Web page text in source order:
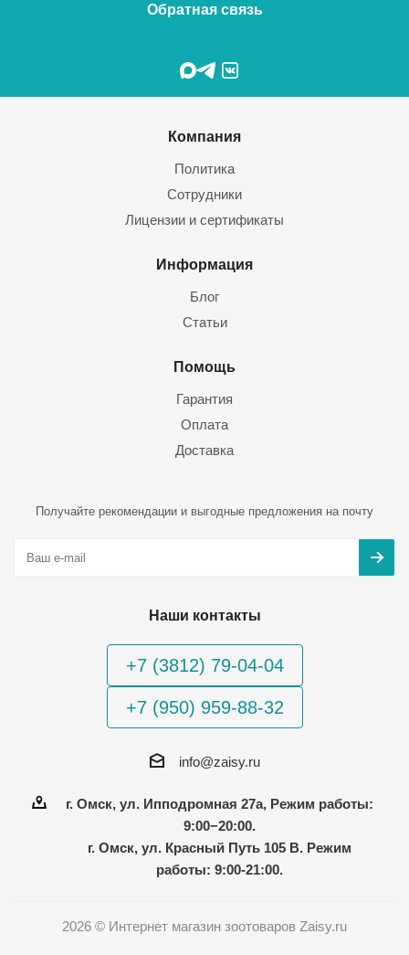
Обратная связь
Компания
Политика
Сотрудники
Лицензии и сертификаты
Информация
Блог
Статьи
Помощь
Гарантия
Оплата
Доставка
Получайте рекомендации и выгодные предложения на почту
Наши контакты
+7 (3812) 79-04-04
+7 (950) 959-88-32
info@zaisy.ru
г. Омск, ул. Ипподромная 27а, Режим работы:
9:00−20:00.
г. Омск, ул. Красный Путь 105 В. Режим
работы: 9:00-21:00.
2026 © Интернет магазин зоотоваров Zaisy.ru